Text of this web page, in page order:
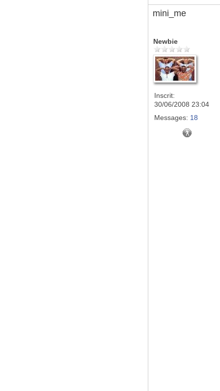
mini_me
Newbie
Inscrit:
30/06/2008 23:04
Messages: 18